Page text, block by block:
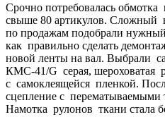
Срочно потребовалась
свыше 80 артикулов. Сложный
по продажам подобрали
как правильно сделать
новой ленты на вал. Выбрали
КМС-41/G серая, шероховатая
с самоклеящейся пленкой.
сцепление с перематываемыми
Намотка рулонов ткани стала